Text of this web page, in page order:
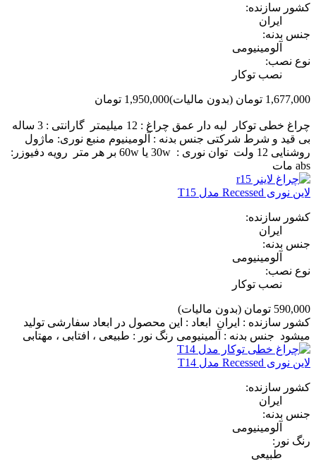
کشور سازنده:
ایران
جنس بدنه:
آلومینیومی
نوع نصب:
نصب توکار
1,677,000 تومان (بدون مالیات)1,950,000 تومان
چراغ خطی توکار لبه دار عمق چراغ : 12 میلیمتر گارانتی : 3 ساله
بی قید و شرط شرکتی جنس بدنه : آلومینیوم منبع نوری: ماژول
روشنایی 12 ولت توان نوری : 30w یا 60w بر هر متر رویه دفیوزر:
abs مات
لاین نوری Recessed مدل T15
کشور سازنده:
ایران
جنس بدنه:
آلومینیومی
نوع نصب:
نصب توکار
590,000 تومان
(بدون مالیات)
کشور سازنده : ایران ابعاد : این محصول در ابعاد سفارشی تولید
میشود جنس بدنه : آلمینیومی رنگ نور : طبیعی ، افتابی ، مهتابی
لاین نوری Recessed مدل T14
کشور سازنده:
ایران
جنس بدنه:
آلومینیومی
رنگ نور:
طبیعی